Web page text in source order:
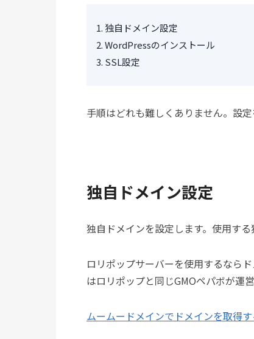
独自ドメイン設定
WordPressのインストール
SSL設定
手順はどれも難しくありません。設
独自ドメイン設定
独自ドメインを設定します。使用す
ロリポップサーバーを使用するなら
はロリポップと同じGMOペパボが運営
ムームードメインでドメインを取得す